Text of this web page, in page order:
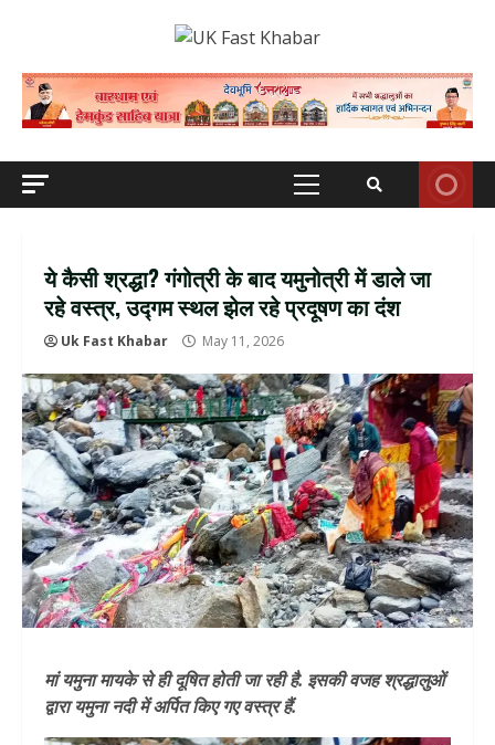
Primary
ये कैसी श्रद्धा? गंगोत्री के बाद यमुनोत्री में डाले जा
रहे वस्त्र, उद्गम स्थल झेल रहे प्रदूषण का दंश
Uk Fast Khabar May 11, 2026
मां यमुना मायके से ही दूषित होती जा रही है. इसकी वजह श्रद्धालुओं
द्वारा यमुना नदी में अर्पित किए गए वस्त्र हैं.